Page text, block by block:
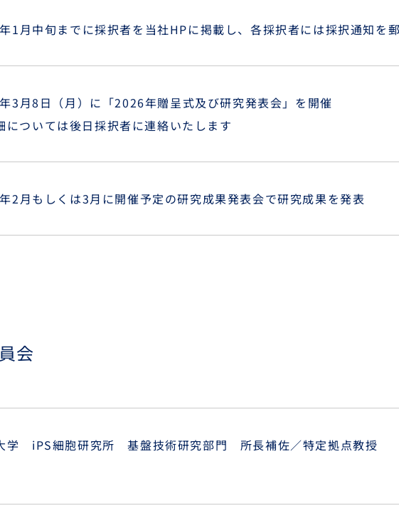
1月中旬までに採択者を当社HPに掲載し、各採択者には採択通知を
3月8日（月）に「2026年贈呈式及び研究発表会」を開催
ついては後日採択者に連絡いたします
2月もしくは3月に開催予定の研究成果発表会で研究成果を発表
会
学 iPS細胞研究所 基盤技術研究部門 所長補佐／特定拠点教授